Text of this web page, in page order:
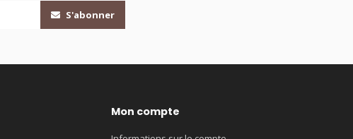
S'abonner
Mon compte